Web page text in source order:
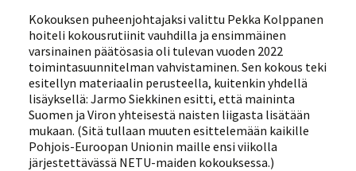
Kokouksen puheenjohtajaksi valittu Pekka Kolppanen
hoiteli kokousrutiinit vauhdilla ja ensimmäinen
varsinainen päätösasia oli tulevan vuoden 2022
toimintasuunnitelman vahvistaminen. Sen kokous teki
esitellyn materiaalin perusteella, kuitenkin yhdellä
lisäyksellä: Jarmo Siekkinen esitti, että maininta
Suomen ja Viron yhteisestä naisten liigasta lisätään
mukaan. (Sitä tullaan muuten esittelemään kaikille
Pohjois-Euroopan Unionin maille ensi viikolla
järjestettävässä NETU-maiden kokouksessa.)